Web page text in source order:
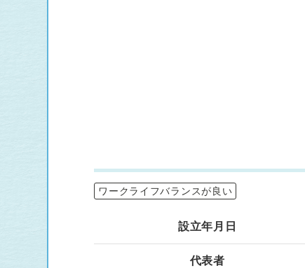
ワークライフバランスが良い
設立年月日
代表者